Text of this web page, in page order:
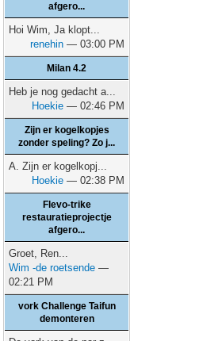
afgero...
Hoi Wim, Ja klopt...
renehin — 03:00 PM
Milan 4.2
Heb je nog gedacht a...
Hoekie — 02:46 PM
Zijn er kogelkopjes
zonder speling? Zo j...
A. Zijn er kogelkopj...
Hoekie — 02:38 PM
Flevo-trike
restauratieprojectje
afgero...
Groet, Ren...
Wim -de roetsende —
02:21 PM
vork Challenge Taifun
demonteren